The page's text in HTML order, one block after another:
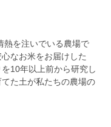
熱を注いでいる農場で
なお米をお届けした
10年以上前から研究し
た土が私たちの農場の